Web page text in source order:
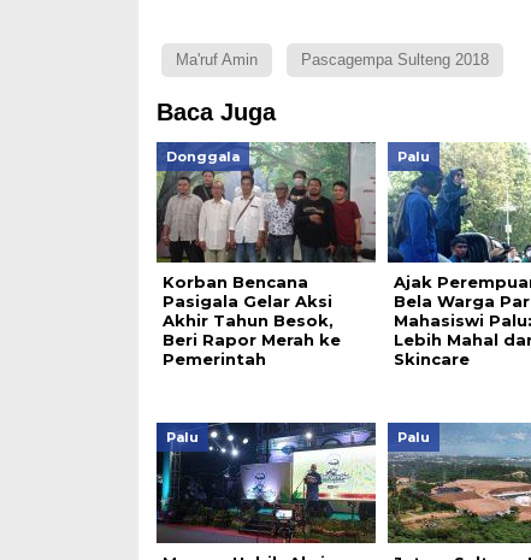
Ma'ruf Amin Pascagempa Sulteng 2018
Baca Juga
Donggala
Korban Bencana
Pasigala Gelar Aksi
Akhir Tahun Besok,
Beri Rapor Merah ke
Pemerintah
Palu
Ajak
Bela Warga
Mahasiswi
Lebih Mahal
Skincare
Palu Palu